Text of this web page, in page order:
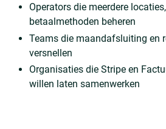
Operators die meerdere
betaalmethoden beheren
Teams die maandafsluiting en
versnellen
Organisaties die Stripe en
willen laten samenwerken